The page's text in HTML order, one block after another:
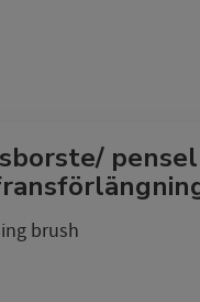
brush